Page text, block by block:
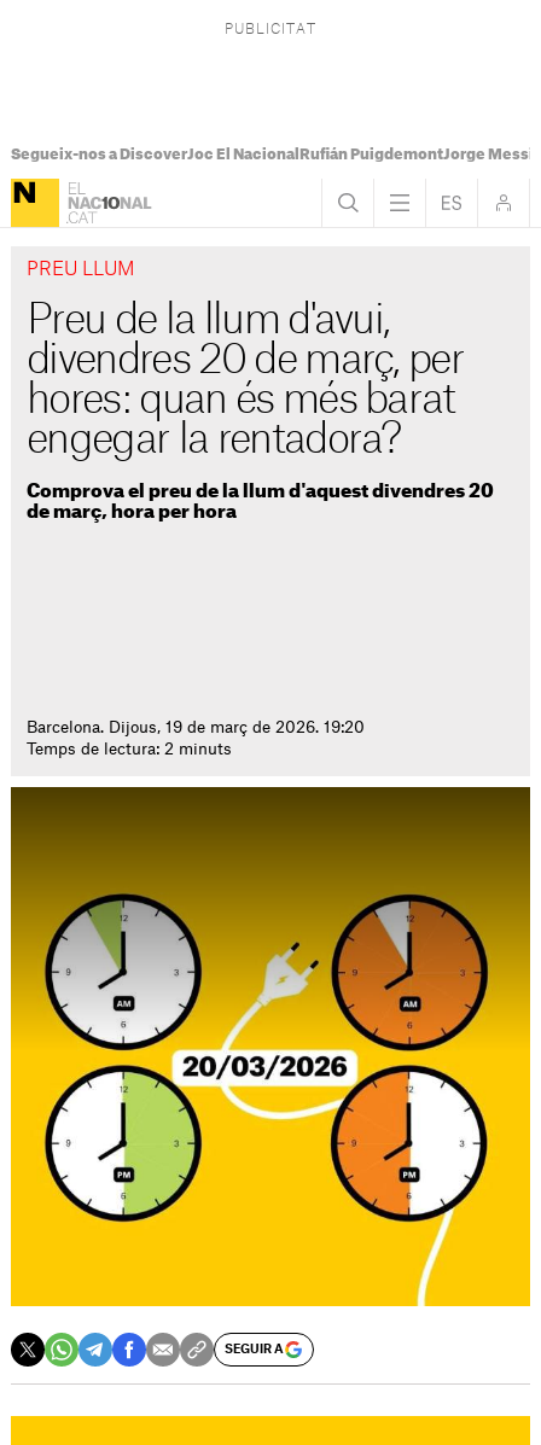
Segueix-nos a DiscoverJoc El Nacional Rufián PuigdemontJorge Messi
PREU LLUM
Preu de la llum d'avui,
divendres 20 de març, per
hores: quan és més barat
engegar la rentadora?
Comprova el preu de la llum d'aquest divendres 20
de març, hora per hora
Barcelona. Dijous, 19 de març de 2026. 19:20
Temps de lectura: 2 minuts
SEGUIR A